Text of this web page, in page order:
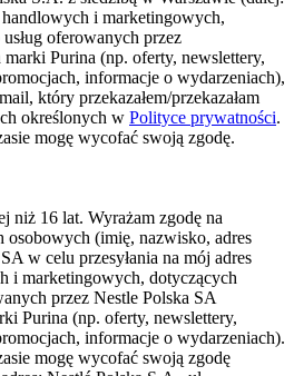
i marketingowych,
oferowanych przez
Purina (np. oferty, newslettery,
informacje o wydarzeniach),
który przekazałem/przekazałam
określonych w Polityce prywatności.
mogę wycofać swoją zgodę.
niż 16 lat. Wyrażam zgodę na
osobowych (imię, nazwisko, adres
w celu przesyłania na mój adres
i marketingowych, dotyczących
przez Nestle Polska SA
Purina (np. oferty, newslettery,
informacje o wydarzeniach).
mogę wycofać swoją zgodę